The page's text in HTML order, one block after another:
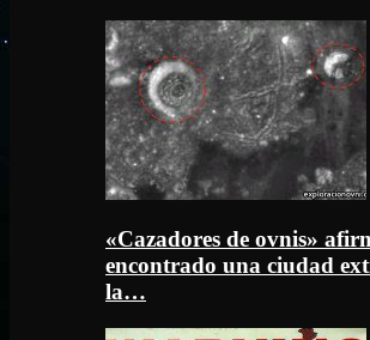
«Cazadores de ovnis»
encontrado una ciudad
la…